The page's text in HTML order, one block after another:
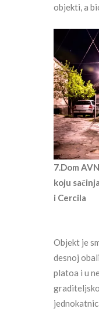
objekti, a
7.Dom
koju
i Cercila
Objekt je
desnoj
platoa i u